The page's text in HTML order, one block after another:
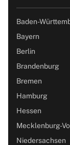
Baden-
Bayern
Berlin
Brandenburg
Bremen
Hamburg
Hessen
Mecklenburg-
Niedersachsen